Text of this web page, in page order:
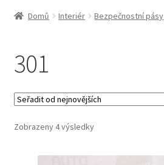
Celosvětová doprava
Doprava
Kontakt
Domů Interiér Bezpečnostní pásy
301
Zobrazeny 4 výsledkySeřazeno